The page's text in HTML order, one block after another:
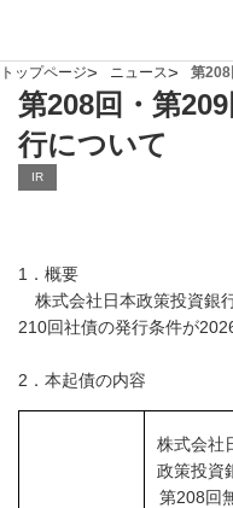
トップページ ニュース 第208
第208回・第
行について
IR
1．概要
株式会社日本政策投資銀
210回社債の発行条件が
2．本起債の内容
株式会社
政策投資
第208回